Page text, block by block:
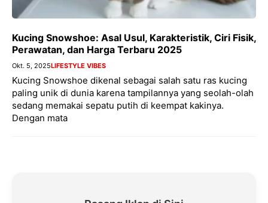
Kucing Snowshoe: Asal Usul, Karakteristik, Ciri Fisik,
Perawatan, dan Harga Terbaru 2025
Okt. 5, 2025LIFESTYLE VIBES
Kucing Snowshoe dikenal sebagai salah satu ras kucing
paling unik di dunia karena tampilannya yang seolah-olah
sedang memakai sepatu putih di keempat kakinya.
Dengan mata